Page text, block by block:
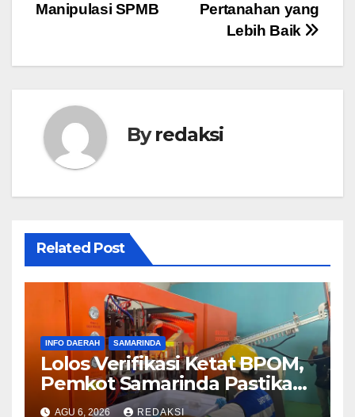
Pertanahan yang
Lebih Baik
Manipulasi SPMB
Byredaksi
Related Post
INFO DAERAH SAMARINDA
Lolos Verifikasi Ketat BPOM,
Pemkot Samarinda Pastikan
SAMAQUA Siap Bersaing
AGU 6, 2026 REDAKSI